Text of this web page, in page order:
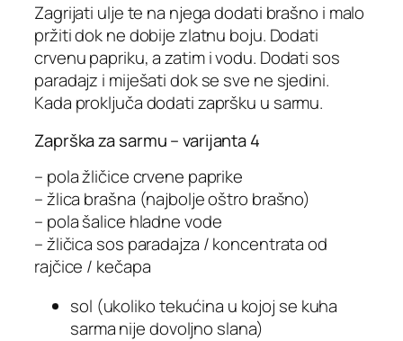
Zagrijati ulje te na njega dodati brašno i malo
pržiti dok ne dobije zlatnu boju. Dodati
crvenu papriku, a zatim i vodu. Dodati sos
paradajz i miješati dok se sve ne sjedini.
Kada proključa dodati zapršku u sarmu.
Zaprška za sarmu – varijanta 4
– pola žličice crvene paprike
– žlica brašna (najbolje oštro brašno)
– pola šalice hladne vode
– žličica sos paradajza / koncentrata od
rajčice / kečapa
sol (ukoliko tekućina u kojoj se kuha
sarma nije dovoljno slana)